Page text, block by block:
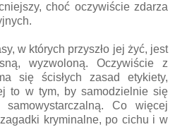
choć oczywiście zdarza
w których przyszło jej żyć, jest
wyzwoloną. Oczywiście z
się ścisłych zasad etykiety,
to w tym, by samodzielnie się
Co więcej
kryminalne, po cichu i w